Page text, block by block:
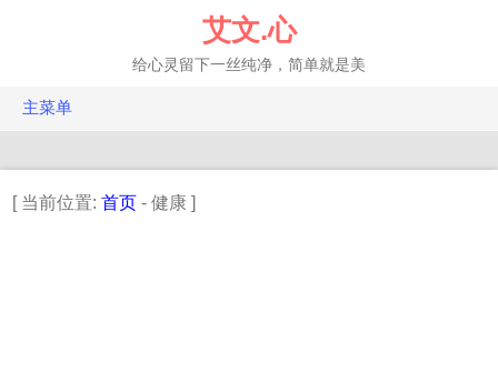
艾文.心
给心灵留下一丝纯净，简单就是美
主菜单
EQ.年轮
[ 当前位置:首页 - 健康 ]